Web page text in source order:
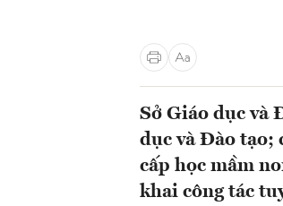
Sở Giáo dục và
dục và Đào tạo;
cấp học mầm
khai công tác